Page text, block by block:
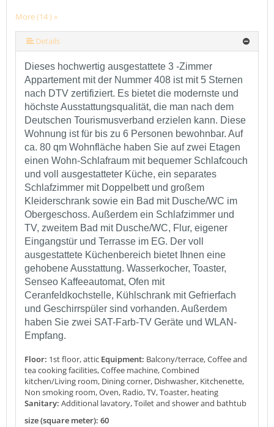
More (14 ) »
More (14 ) »
More (14 ) »
More (14 ) »
More (14 ) »
More (14 ) »
More (14 ) »
More (14 ) »
More (14 ) »
More (14 ) »
More (14 ) »
Details
Dieses hochwertig ausgestattete 3 -Zimmer
Appartement mit der Nummer 408 ist mit 5 Sternen
nach DTV zertifiziert. Es bietet die modernste und
höchste Ausstattungsqualität, die man nach dem
Deutschen Tourismusverband erzielen kann. Diese
Wohnung ist für bis zu 6 Personen bewohnbar. Auf
ca. 80 qm Wohnfläche haben Sie auf zwei Etagen
einen Wohn-Schlafraum mit bequemer Schlafcouch
und voll ausgestatteter Küche, ein separates
Schlafzimmer mit Doppelbett und großem
Kleiderschrank sowie ein Bad mit Dusche/WC im
Obergeschoss. Außerdem ein Schlafzimmer und
TV, zweitem Bad mit Dusche/WC, Flur, eigener
Eingangstür und Terrasse im EG. Der voll
ausgestattete Küchenbereich bietet Ihnen eine
gehobene Ausstattung. Wasserkocher, Toaster,
Senseo Kaffeeautomat, Ofen mit
Ceranfeldkochstelle, Kühlschrank mit Gefrierfach
und Geschirrspüler sind vorhanden. Außerdem
haben Sie zwei SAT-Farb-TV Geräte und WLAN-
Empfang.
Floor: 1st floor, attic Equipment: Balcony/terrace, Coffee and
tea cooking facilities, Coffee machine, Combined
kitchen/Living room, Dining corner, Dishwasher, Kitchenette,
Non smoking room, Oven, Radio, TV, Toaster, heating
Sanitary: Additional lavatory, Toilet and shower and bathtub
size (square meter): 60